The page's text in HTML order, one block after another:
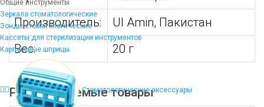
Общие инструменты
Зеркала стоматологические
Зонды стоматологические
Кассеты для стерилизации инструментов
Карпульные шприцы
Стоматологические аксессуары
Производитель:
Ul Amin, Пакистан
Вес:
20 г
Рекомендуемые товары